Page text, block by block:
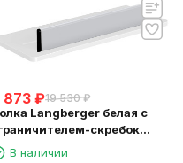
873 ₽19 530 ₽
белая с
скребок
WH
В наличии